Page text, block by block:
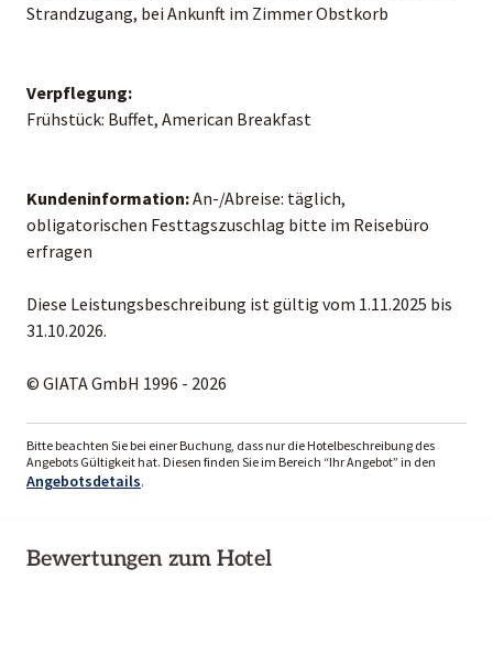
Strandzugang, bei Ankunft im Zimmer Obstkorb
Verpflegung:
Frühstück: Buffet, American Breakfast
Kundeninformation:An-/Abreise: täglich,
obligatorischen Festtagszuschlag bitte im Reisebüro
erfragen
Diese Leistungsbeschreibung ist gültig vom 1.11.2025 bis
31.10.2026.
© GIATA GmbH 1996 - 2026
Bitte beachten Sie bei einer Buchung, dass nur die Hotelbeschreibung des
Angebots Gültigkeit hat. Diesen finden Sie im Bereich “Ihr Angebot” in den
Angebotsdetails.
Bewertungen zum Hotel